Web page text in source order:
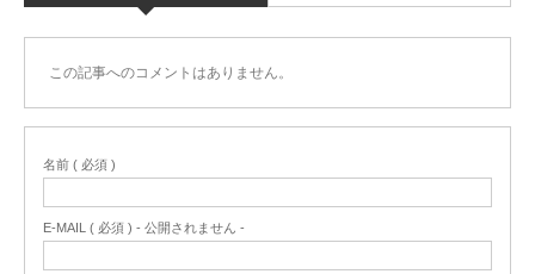
この記事へのコメントはありません。
名前 ( 必須 )
E-MAIL ( 必須 ) - 公開されません -